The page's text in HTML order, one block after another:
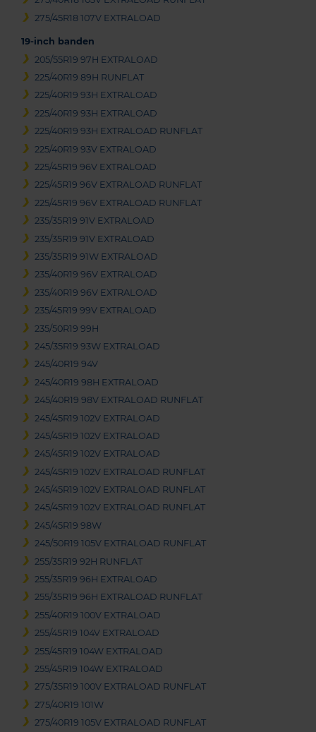
275/45R18 107V EXTRALOAD
19-inch banden
205/55R19 97H EXTRALOAD
225/40R19 89H RUNFLAT
225/40R19 93H EXTRALOAD
225/40R19 93H EXTRALOAD
225/40R19 93H EXTRALOAD RUNFLAT
225/40R19 93V EXTRALOAD
225/45R19 96V EXTRALOAD
225/45R19 96V EXTRALOAD RUNFLAT
225/45R19 96V EXTRALOAD RUNFLAT
235/35R19 91V EXTRALOAD
235/35R19 91V EXTRALOAD
235/35R19 91W EXTRALOAD
235/40R19 96V EXTRALOAD
235/40R19 96V EXTRALOAD
235/45R19 99V EXTRALOAD
235/50R19 99H
245/35R19 93W EXTRALOAD
245/40R19 94V
245/40R19 98H EXTRALOAD
245/40R19 98V EXTRALOAD RUNFLAT
245/45R19 102V EXTRALOAD
245/45R19 102V EXTRALOAD
245/45R19 102V EXTRALOAD
245/45R19 102V EXTRALOAD RUNFLAT
245/45R19 102V EXTRALOAD RUNFLAT
245/45R19 102V EXTRALOAD RUNFLAT
245/45R19 98W
245/50R19 105V EXTRALOAD RUNFLAT
255/35R19 92H RUNFLAT
255/35R19 96H EXTRALOAD
255/35R19 96H EXTRALOAD RUNFLAT
255/40R19 100V EXTRALOAD
255/45R19 104V EXTRALOAD
255/45R19 104W EXTRALOAD
255/45R19 104W EXTRALOAD
275/35R19 100V EXTRALOAD RUNFLAT
275/40R19 101W
275/40R19 105V EXTRALOAD RUNFLAT